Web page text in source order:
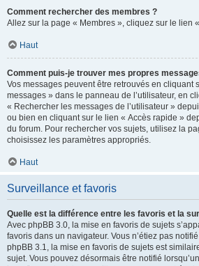
Comment rechercher des membres ?
Allez sur la page « Membres », cliquez sur le lien
Haut
Comment puis-je trouver mes propres
Vos messages peuvent être retrouvés en cliquant
messages » dans le panneau de l’utilisateur, en
« Rechercher les messages de l’utilisateur »
ou bien en cliquant sur le lien « Accès rapide »
du forum. Pour rechercher vos sujets, utilisez la
choisissez les paramètres appropriés.
Haut
Surveillance et favoris
Quelle est la différence entre les favoris et la
Avec phpBB 3.0, la mise en favoris de sujets
favoris dans un navigateur. Vous n’étiez pas
phpBB 3.1, la mise en favoris de sujets est
sujet. Vous pouvez désormais être notifié